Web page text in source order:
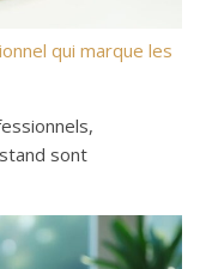
qui marque les
sont